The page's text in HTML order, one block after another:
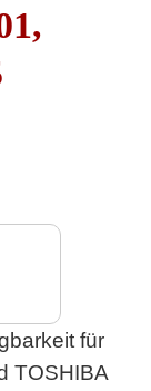
für
TOSHIBA